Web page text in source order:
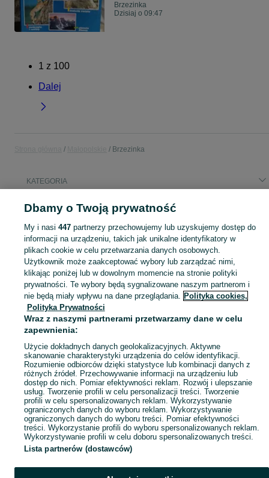
Brzezinka
Dzisiaj o 09:47
1 z 100
Dalej
Brzezinka
KATEGORIA
Popularne wyszukiwania
ładowarka z widłami praca kierowca ce
Skorzystaj z największego serwisu ogłoszeniowego - Brzezinka i okolice! Kupuj to, czego pragniesz i sprzedawaj to, czego już nie potrzebujesz! Zobacz
Mapa kategorii
Mapa miejscowości
Mapa ministron
Popularne wyszukiwania
Dbamy o Twoją prywatność
My i nasi 447partnerzy przechowujemy lub uzyskujemy dostęp do
informacji na urządzeniu, takich jak unikalne identyfikatory w
plikach cookie w celu przetwarzania danych osobowych.
Użytkownik może zaakceptować wybory lub zarządzać nimi,
klikając poniżej lub w dowolnym momencie na stronie polityki
prywatności. Te wybory będą sygnalizowane naszym partnerom i
nie będą miały wpływu na dane przeglądania. Polityka cookies,
Polityka Prywatności
Wraz z naszymi partnerami przetwarzamy dane w celu
zapewnienia:
Użycie dokładnych danych geolokalizacyjnych. Aktywne
skanowanie charakterystyki urządzenia do celów identyfikacji.
Rozumienie odbiorców dzięki statystyce lub kombinacji danych z
różnych źródeł. Przechowywanie informacji na urządzeniu lub
dostęp do nich. Pomiar efektywności reklam. Rozwój i ulepszanie
usług. Tworzenie profili w celu personalizacji treści. Tworzenie
profili w celu spersonalizowanych reklam. Wykorzystywanie
ograniczonych danych do wyboru reklam. Wykorzystywanie
ograniczonych danych do wyboru treści. Pomiar efektywności
treści. Wykorzystanie profili do wyboru spersonalizowanych reklam.
Wykorzystywanie profili w celu doboru spersonalizowanych treści.
Lista partnerów (dostawców)